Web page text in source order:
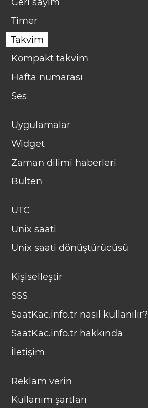
Timer
Takvim
Kompakt takvim
Hafta numarası
Ses
Uygulamalar
Widget
Zaman dilimi haberleri
Bülten
UTC
Unix saati
Unix saati dönüştürücüsü
Kişiselleştir
SSS
SaatKac.info.tr nasıl kullanılır?
SaatKac.info.tr hakkında
İletişim
Reklam verin
Kullanım şartları